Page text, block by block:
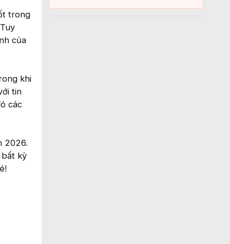
trong
của
khi
tin
các
2026.
bất kỳ